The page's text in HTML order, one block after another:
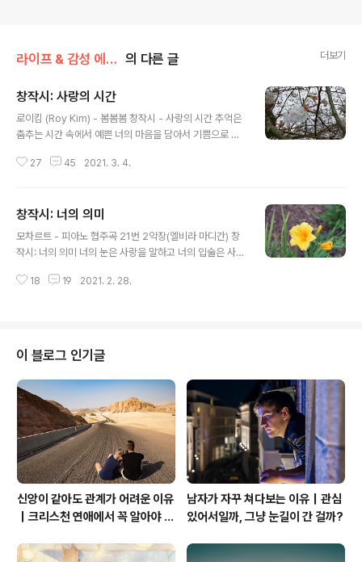
라이프 & 감성 에세이/감성 글 & 에세이 의 다른 글 더보기
창작시: 사랑의 시간
로이킴 (Roy Kim) - 봄봄봄 창작시 - 사랑의 시간 추억은
춤추는 시간 속에서 예쁜 너의 마음을 담아서 기쁨으로 마
나의 빛으로 온통 채운다. 현재는 과거의 기억을 아름답게
상되는 미래는 여전히 예측불가이다. 남편이 직장을 새로
이 옮기게 된다. 그곳으로 가게 되면 우리 상전과도 잠시 이
별을 해야 하는 복잡한 심정이다. 아마도 우리 인생이 그런
랑과 신뢰를 쌓아 가는 그런 단계라고 여겨진다. 나의 마음
27 45 2021. 3. 4.
창작시: 너의 의미
모차르트 - 피아노 협주곡 21번 2악장(엘비라 마디간) 창
작시: 너의 의미 너의 눈은 사랑을 말하고 너의 입술은 사랑
이 궁금하고 내 마음의 갈피를 잡지 못하고 방황하는 이 가
든 것을 포기하고 나의 사랑을 택했다. 나는 그런 너의 눈을
보고 사랑을 알게 되어 기쁨이 되고 내 눈으로 너의 마음을
담고 나의 생각을 담아서 우리가 하나가 되는 순간이다. 세
상의 모든 사랑이 너로 귀결된다 너라는 위대한 마음을 간
직하고 험난 파도가 넘실거리는 세상의 바다 앞에서 우리
는 사랑으로 견디고 ..
18 19 2021. 2. 28.
이 블로그 인기글
신앙이 같아도 관계가 어려운 이유
｜크리스천 연애에서 꼭 알아야 할
남자가 자꾸 쳐다보는 이유｜관심
있어서일까, 그냥 눈길이 간 걸까?